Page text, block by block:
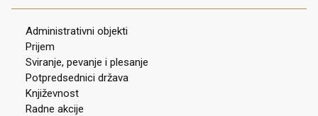
Administrativni objekti
Prijem
Sviranje, pevanje i plesanje
Potpredsednici država
Književnost
Radne akcije